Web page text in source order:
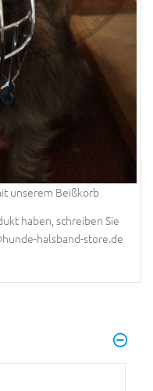
unserem Beißkorb
haben, schreiben Sie
halsband-store.de